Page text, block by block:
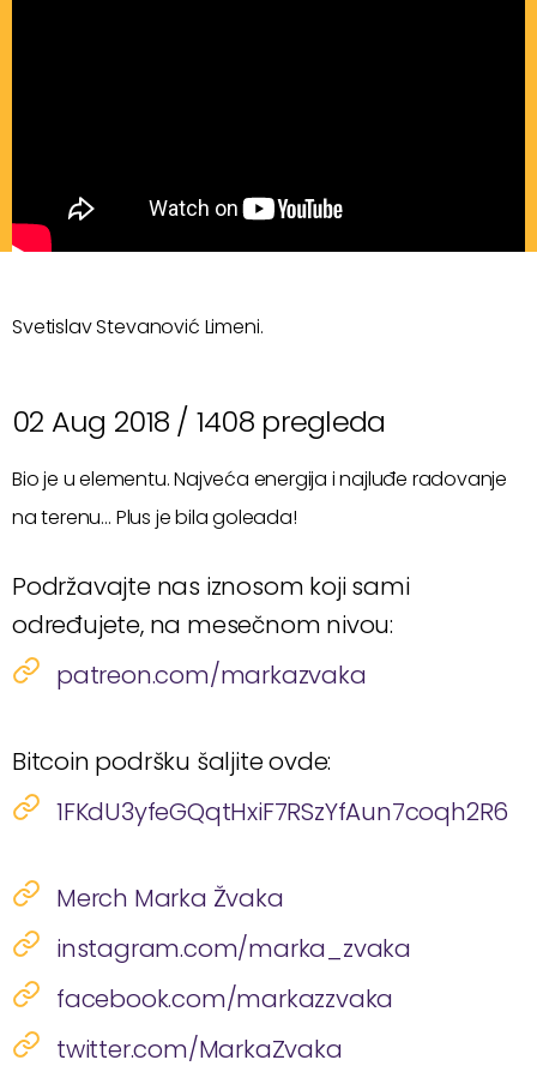
Svetislav Stevanović Limeni.
02 Aug 2018 / 1408 pregleda
Bio je u elementu. Najveća energija i najluđe radovanje
na terenu… Plus je bila goleada!
Podržavajte nas iznosom koji sami
određujete, na mesečnom nivou:
patreon.com/markazvaka
Bitcoin podršku šaljite ovde:
1FKdU3yfeGQqtHxiF7RSzYfAun7coqh2R6
Merch Marka Žvaka
instagram.com/marka_zvaka
facebook.com/markazzvaka
twitter.com/MarkaZvaka